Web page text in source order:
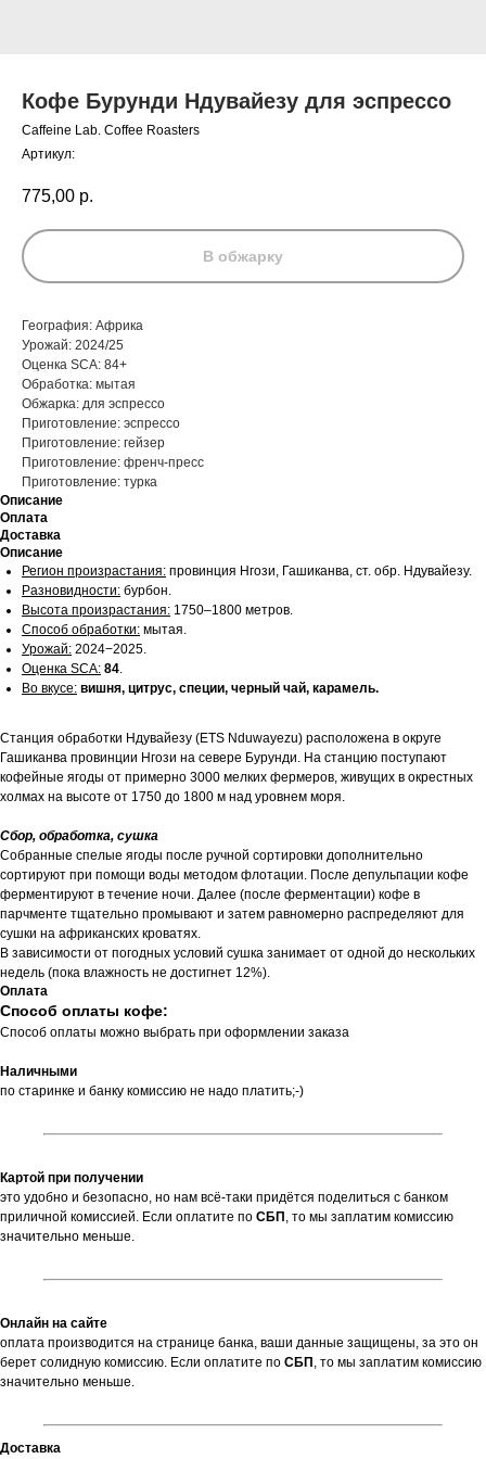
Кофе Бурунди Ндувайезу для эспрессо
Caffeine Lab. Coffee Roasters
Артикул:
775,00 р.
В обжарку
География: Африка
Урожай: 2024/25
Оценка SCA: 84+
Обработка: мытая
Обжарка: для эспрессо
Приготовление: эспрессо
Приготовление: гейзер
Приготовление: френч-пресс
Приготовление: турка
Описание
Оплата
Доставка
Описание
Регион произрастания: провинция Нгози, Гашиканва, ст. обр. Ндувайезу.
Разновидности: бурбон.
Высота произрастания: 1750–1800 метров.
Способ обработки: мытая.
Урожай: 2024−2025.
Оценка SCA: 84.
Во вкусе: вишня, цитрус, специи, черный чай, карамель.
Станция обработки Ндувайезу (ETS Nduwayezu) расположена в округе
Гашиканва провинции Нгози на севере Бурунди. На станцию поступают
кофейные ягоды от примерно 3000 мелких фермеров, живущих в окрестных
холмах на высоте от 1750 до 1800 м над уровнем моря.
Сбор, обработка, сушка
Собранные спелые ягоды после ручной сортировки дополнительно
сортируют при помощи воды методом флотации. После депульпации кофе
ферментируют в течение ночи. Далее (после ферментации) кофе в
парчменте тщательно промывают и затем равномерно распределяют для
сушки на африканских кроватях.
В зависимости от погодных условий сушка занимает от одной до нескольких
недель (пока влажность не достигнет 12%).
Оплата
Способ оплаты кофе:
Способ оплаты можно выбрать при оформлении заказа
Наличными
по старинке и банку комиссию не надо платить;-)
Картой при получении
это удобно и безопасно, но нам всё-таки придётся поделиться с банком
приличной комиссией. Если оплатите по СБП , то мы заплатим комиссию
значительно меньше.
Онлайн на сайте
оплата производится на странице банка, ваши данные защищены, за это он
берет солидную комиссию. Если оплатите по СБП , то мы заплатим комиссию
значительно меньше.
Доставка